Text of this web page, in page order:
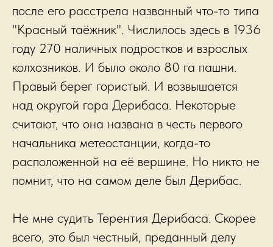
после его расстрела названный что-то типа
"Красный таёжник". Числилось здесь в 1936
году 270 наличных подростков и взрослых
колхозников. И было около 80 га пашни.
Правый берег гористый. И возвышается
над округой гора Дерибаса. Некоторые
считают, что она названа в честь первого
начальника метеостанции, когда-то
расположенной на её вершине. Но никто не
помнит, что на самом деле был Дерибас.
Не мне судить Терентия Дерибаса. Скорее
всего, это был честный, преданный делу